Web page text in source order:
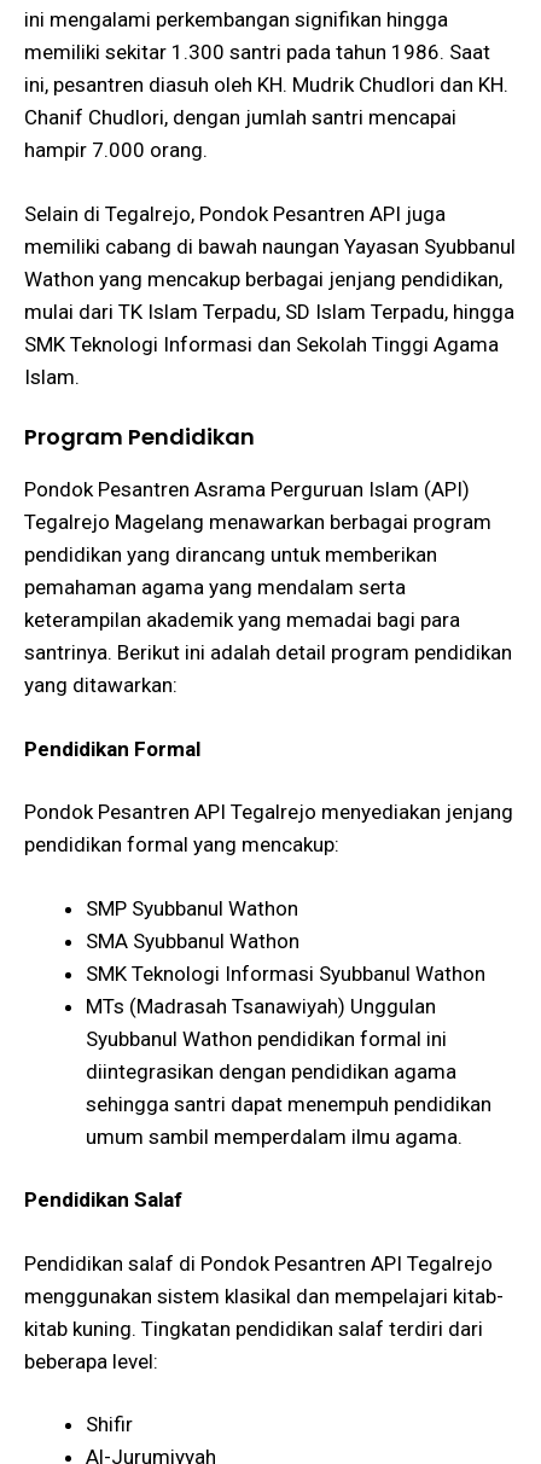
ini mengalami perkembangan signifikan hingga
memiliki sekitar 1.300 santri pada tahun 1986. Saat
ini, pesantren diasuh oleh KH. Mudrik Chudlori dan KH.
Chanif Chudlori, dengan jumlah santri mencapai
hampir 7.000 orang​​.
Selain di Tegalrejo, Pondok Pesantren API juga
memiliki cabang di bawah naungan Yayasan Syubbanul
Wathon yang mencakup berbagai jenjang pendidikan,
mulai dari TK Islam Terpadu, SD Islam Terpadu, hingga
SMK Teknologi Informasi dan Sekolah Tinggi Agama
Islam​​.
Program Pendidikan
Pondok Pesantren Asrama Perguruan Islam (API)
Tegalrejo Magelang menawarkan berbagai program
pendidikan yang dirancang untuk memberikan
pemahaman agama yang mendalam serta
keterampilan akademik yang memadai bagi para
santrinya. Berikut ini adalah detail program pendidikan
yang ditawarkan:
Pendidikan Formal
Pondok Pesantren API Tegalrejo menyediakan jenjang
pendidikan formal yang mencakup:
SMP Syubbanul Wathon
SMA Syubbanul Wathon
SMK Teknologi Informasi Syubbanul Wathon
MTs (Madrasah Tsanawiyah) Unggulan
Syubbanul Wathon pendidikan formal ini
diintegrasikan dengan pendidikan agama
sehingga santri dapat menempuh pendidikan
umum sambil memperdalam ilmu agama​.
Pendidikan Salaf
Pendidikan salaf di Pondok Pesantren API Tegalrejo
menggunakan sistem klasikal dan mempelajari kitab-
kitab kuning. Tingkatan pendidikan salaf terdiri dari
beberapa level:
Shifir
Al-Jurumiyyah